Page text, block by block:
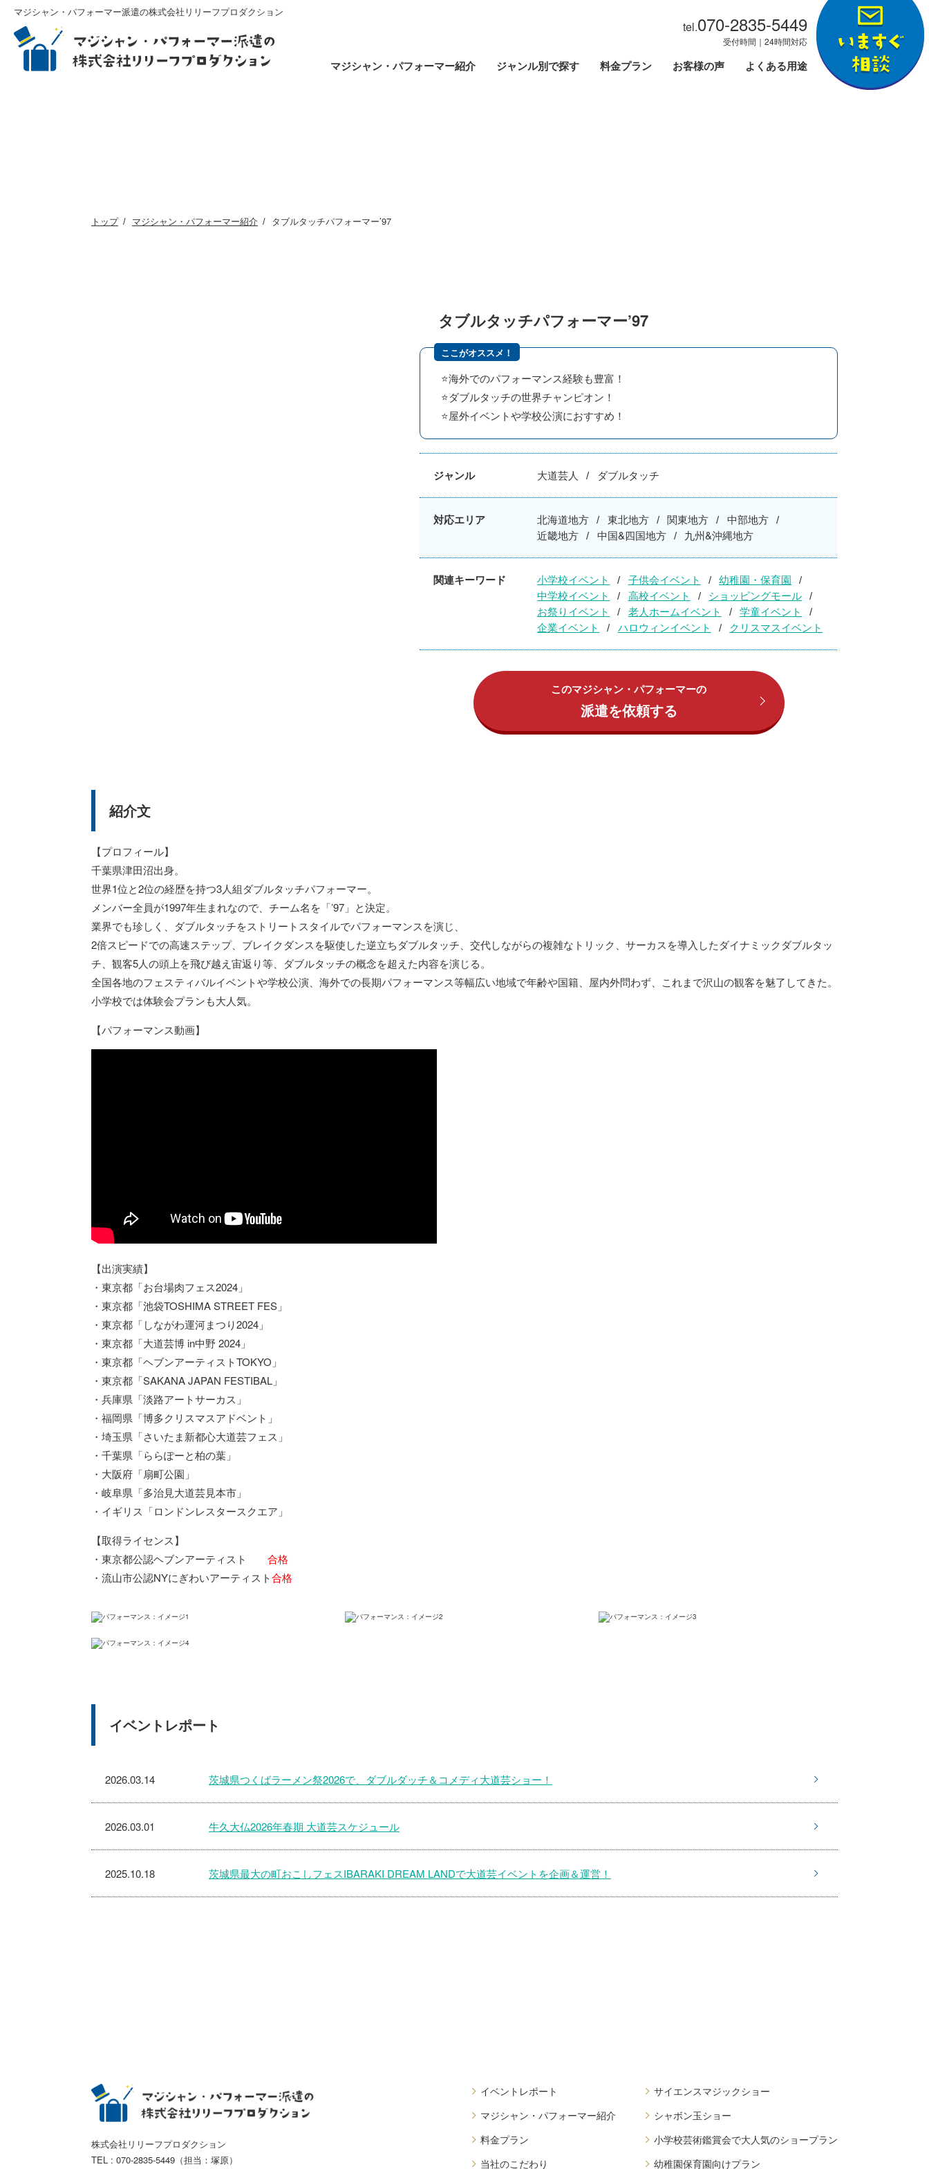
マジシャン・パフォーマー派遣の株式会社リリーフプロダクション
tel.070-2835-5449
受付時間｜24時間対応
マジシャン・パフォーマー紹介 ジャンル別で探す 料金プラン お客様の声 よくある用途
トップ マジシャン・パフォーマー紹介 タブルタッチパフォーマー’97
タブルタッチパフォーマー’97
ここがオススメ！
⭐️海外でのパフォーマンス経験も豊富！
⭐️ダブルタッチの世界チャンピオン！
⭐️屋外イベントや学校公演におすすめ！
ジャンル 大道芸人 ダブルタッチ
対応エリア 北海道地方 東北地方 関東地方
中部地方
近畿地方
中国&四国地方 九州&沖縄地方
関連キーワード 小学校イベント 子供会イベント
幼稚園・保育園
中学校イベント
高校イベント
ショッピングモール
お祭りイベント
老人ホームイベント
学童イベント
企業イベント
ハロウィンイベント クリスマスイベント
このマジシャン・パフォーマーの
派遣を依頼する
紹介文
【プロフィール】
千葉県津田沼出身。
世界1位と2位の経歴を持つ3人組ダブルタッチパフォーマー。
メンバー全員が1997年生まれなので、チーム名を「’97」と決定。
業界でも珍しく、ダブルタッチをストリートスタイルでパフォーマンスを演じ、
2倍スピードでの高速ステップ、ブレイクダンスを駆使した逆立ちダブルタッチ、交代しながらの複雑なトリック、サーカスを導入したダイナミックダブルタッ
チ、観客5人の頭上を飛び越え宙返り等、ダブルタッチの概念を超えた内容を演じる。
全国各地のフェスティバルイベントや学校公演、海外での長期パフォーマンス等幅広い地域で年齢や国籍、屋内外問わず、これまで沢山の観客を魅了してきた。
小学校では体験会プランも大人気。
【パフォーマンス動画】
【出演実績】
・東京都「お台場肉フェス2024」
・東京都「池袋TOSHIMA STREET FES」
・東京都「しながわ運河まつり2024」
・東京都「大道芸博 in中野 2024」
・東京都「ヘブンアーティストTOKYO」
・東京都「SAKANA JAPAN FESTIBAL」
・兵庫県「淡路アートサーカス」
・福岡県「博多クリスマスアドベント」
・埼玉県「さいたま新都心大道芸フェス」
・千葉県「ららぽーと柏の葉」
・大阪府「扇町公園」
・岐阜県「多治見大道芸見本市」
・イギリス「ロンドンレスタースクエア」
【取得ライセンス】
・東京都公認ヘブンアーティスト 合格
・流山市公認NYにぎわいアーティスト合格
イベントレポート
2026.03.14 茨城県つくばラーメン祭2026で、ダブルダッチ＆コメディ大道芸ショー！
2026.03.01 牛久大仏2026年春期 大道芸スケジュール
2025.10.18 茨城県最大の町おこしフェスIBARAKI DREAM LANDで大道芸イベントを企画＆運営！
イベントレポート
マジシャン・パフォーマー紹介
料金プラン
当社のこだわり
サイエンスマジックショー
シャボン玉ショー
小学校芸術鑑賞会で大人気のショープラン
幼稚園保育園向けプラン
株式会社リリーフプロダクション
TEL : 070-2835-5449（担当：塚原）